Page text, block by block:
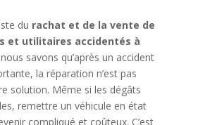
du rachat et de la vente de
et utilitaires accidentés à
savons qu’après un accident
la réparation n’est pas
solution. Même si les dégâts
remettre un véhicule en état
compliqué et coûteux. C’est